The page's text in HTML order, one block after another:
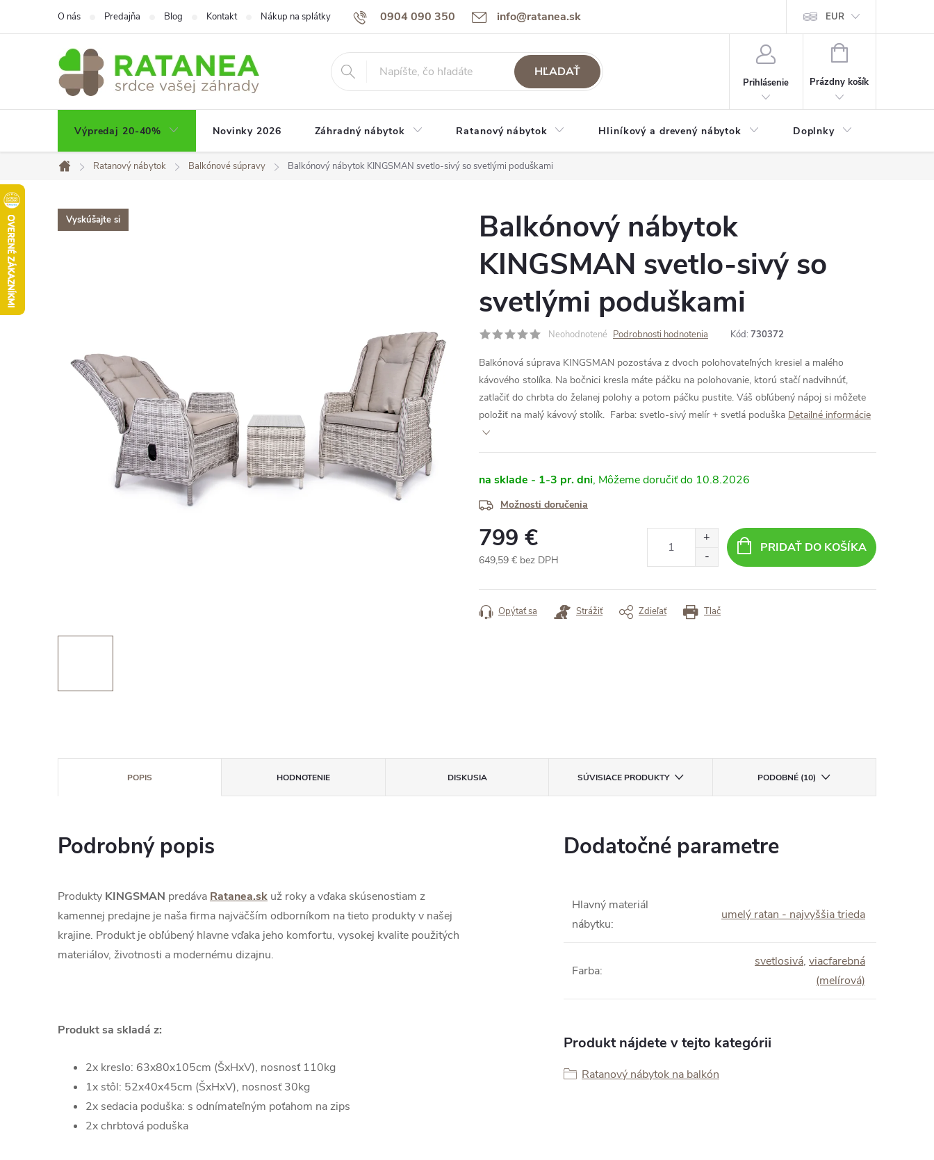
0904 090 350 info@ratanea.sk
O nás Predajňa Blog Kontakt Nákup na splátky Reklamácie a záruka Obchodné podmienky Podmienky ochrany osobných údajov Doprava a platba Veľkoobchod - import
EUR
HĽADAŤ
Prihlásenie
NÁKUPNÝ
Prázdny košík
Výpredaj 20-40% Novinky 2026 Záhradný nábytok Ratanový nábytok Hliníkový a drevený nábytok Doplnky
Domov
Ratanový nábytok Balkónové súpravy Balkónový nábytok KINGSMAN svetlo-sivý so svetlými poduškami
Vyskúšajte si
Balkónový nábytok
KINGSMAN svetlo-sivý so
svetlými poduškami
Neohodnotené Podrobnosti hodnotenia Kód: 730372
Balkónová súprava KINGSMAN pozostáva z dvoch polohovateľných kresiel a malého
kávového stolíka. Na bočnici kresla máte páčku na polohovanie, ktorú stačí nadvihnúť,
zatlačiť do chrbta do želanej polohy a potom páčku pustite. Váš obľúbený nápoj si môžete
položiť na malý kávový stolík. Farba: svetlo-sivý melír + svetlá poduška Detailné informácie
na sklade - 1-3 pr. dni 10.8.2026
Možnosti doručenia
799 €
649,59 € bez DPH
cena:
PRIDAŤ DO KOŠÍKA
Tlač
Opýtať sa Strážiť Zdieľať
POPIS HODNOTENIE DISKUSIA SÚVISIACE PRODUKTY PODOBNÉ (10)
Podrobný popis
Produkty KINGSMAN predáva Ratanea.sk už roky a vďaka skúsenostiam z
kamennej predajne je naša firma najväčším odborníkom na tieto produkty v našej
krajine. Produkt je obľúbený hlavne vďaka jeho komfortu, vysokej kvalite použitých
materiálov, životnosti a modernému dizajnu.
Produkt sa skladá z:
2x kreslo: 63x80x105cm (ŠxHxV), nosnosť 110kg
1x stôl: 52x40x45cm (ŠxHxV), nosnosť 30kg
2x sedacia poduška: s odnímateľným poťahom na zips
2x chrbtová poduška
Dodatočné parametre
Hlavný materiál
nábytku:
umelý ratan - najvyššia trieda
Farba:
svetlosivá, viacfarebná
(melírová)
Produkt nájdete v tejto kategórii
Ratanový nábytok na balkón